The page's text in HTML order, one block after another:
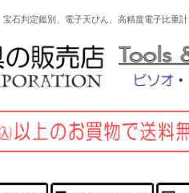
石判定鑑別、電子天びん、高精度電子比